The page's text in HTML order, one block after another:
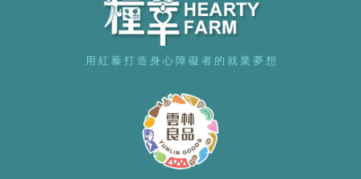
用 紅 藜 打 造 身 心 障 礙 者 的 就 業 夢 想